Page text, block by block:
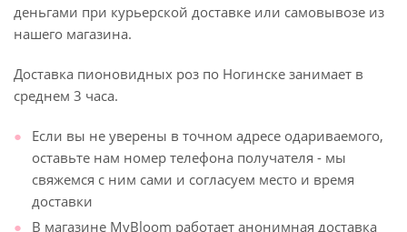
деньгами при курьерской доставке или самовывозе из
нашего магазина.
Доставка пионовидных роз по Ногинске занимает в
среднем 3 часа.
Если вы не уверены в точном адресе одариваемого,
оставьте нам номер телефона получателя - мы
свяжемся с ним сами и согласуем место и время
доставки
В магазине MyBloom работает анонимная доставка